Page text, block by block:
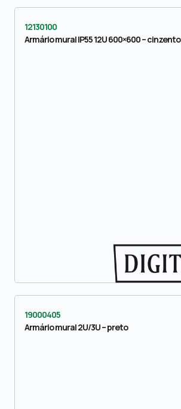
12130100
Armário mural IP55 12U 600×600 – cinzento
19000405
Armário mural 2U/3U – preto